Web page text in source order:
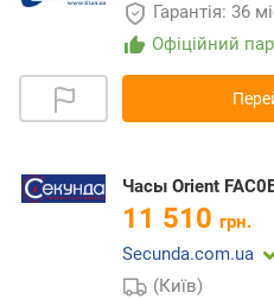
Гарантія: 36
Офіційний
Часы Orient
11 510 грн.
Secunda.com.ua
(Київ)